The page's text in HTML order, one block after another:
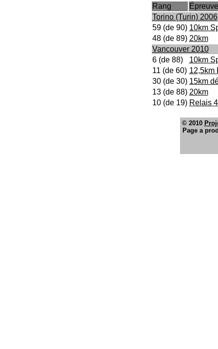
Rang
Épreuve
Torino (Turin) 2006
59 (de 90) 10km
48 (de 89) 20km
Vancouver 2010
6 (de 88)
10km
11 (de 60) 12,5km
30 (de 30) 15km
13 (de 88) 20km
10 (de 19) Relais
© 2010
Page a